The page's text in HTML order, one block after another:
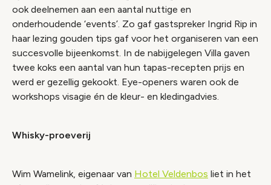
ook deelnemen aan een aantal nuttige en
onderhoudende ‘events’. Zo gaf gastspreker Ingrid Rip in
haar lezing gouden tips gaf voor het organiseren van een
succesvolle bijeenkomst. In de nabijgelegen Villa gaven
twee koks een aantal van hun tapas-recepten prijs en
werd er gezellig gekookt. Eye-openers waren ook de
workshops visagie én de kleur- en kledingadvies.
Whisky-proeverij
Wim Wamelink, eigenaar van Hotel Veldenbos liet in het